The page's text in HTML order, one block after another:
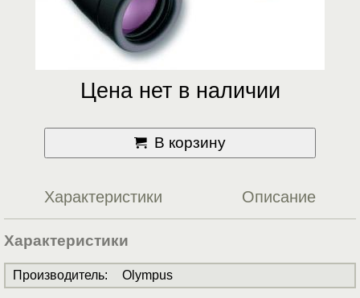
Цена нет в наличии
В корзину
Характеристики Описание
Характеристики
Производитель: Olympus